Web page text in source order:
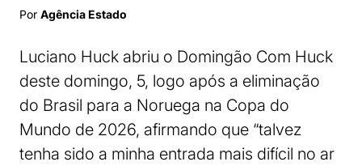
Por Agência Estado
Luciano Huck abriu o Domingão Com Huck
deste domingo, 5, logo após a eliminação
do Brasil para a Noruega na Copa do
Mundo de 2026, afirmando que “talvez
tenha sido a minha entrada mais difícil no ar